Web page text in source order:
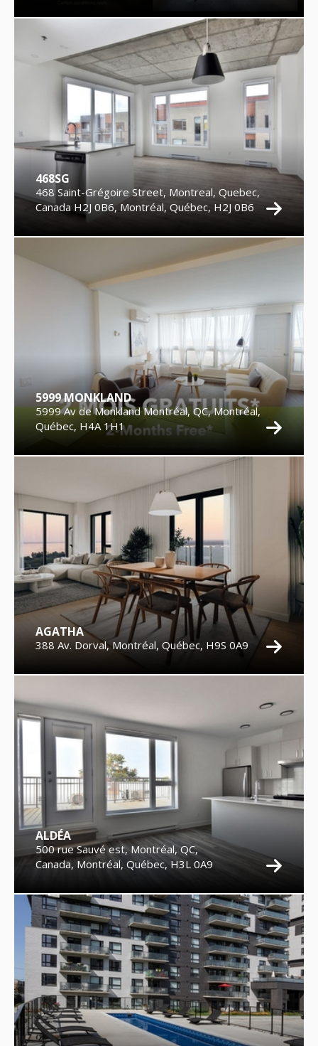
468SG
468 Saint-Grégoire Street, Montreal, Quebec,
Canada H2J 0B6, Montréal, Québec, H2J 0B6
5999 MONKLAND
5999 Av de Monkland Montréal, QC, Montréal,
Québec, H4A 1H1
AGATHA
388 Av. Dorval, Montréal, Québec, H9S 0A9
ALDÉA
500 rue Sauvé est, Montréal, QC,
Canada, Montréal, Québec, H3L 0A9